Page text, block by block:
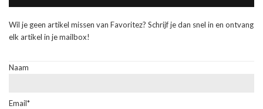
Wil je geen artikel missen van Favoritez? Schrijf je dan snel in en ontvang
elk artikel in je mailbox!
Naam
Email*